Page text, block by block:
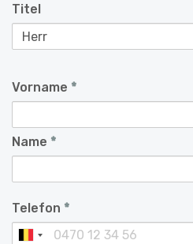
Titel
Vorname *
Name *
Telefon *